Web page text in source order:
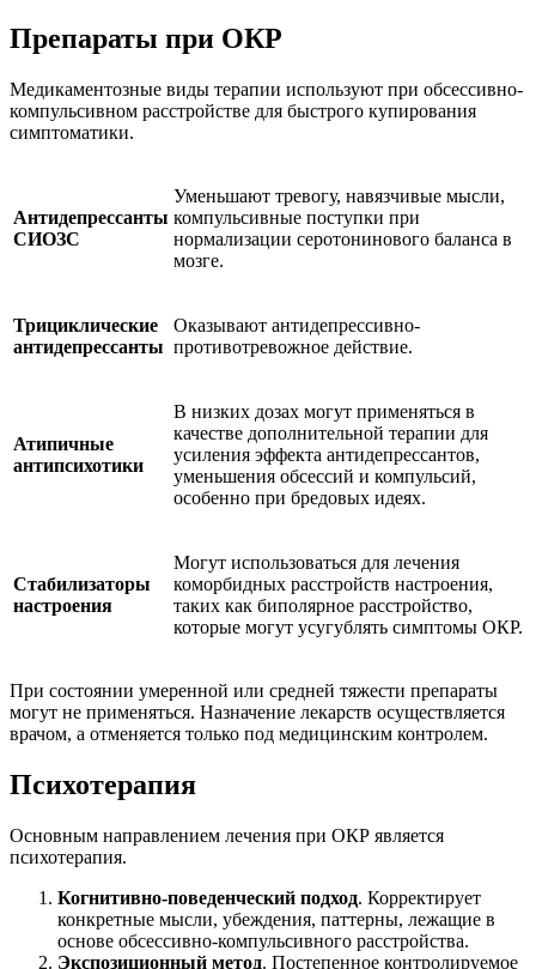
Препараты при ОКР
Медикаментозные виды терапии используют при обсессивно-
компульсивном расстройстве для быстрого купирования
симптоматики.
Антидепрессанты
СИОЗС
Уменьшают тревогу, навязчивые мысли,
компульсивные поступки при
нормализации серотонинового баланса в
мозге.
Трициклические
антидепрессанты
Оказывают антидепрессивно-
противотревожное действие.
Атипичные
антипсихотики
В низких дозах могут применяться в
качестве дополнительной терапии для
усиления эффекта антидепрессантов,
уменьшения обсессий и компульсий,
особенно при бредовых идеях.
Стабилизаторы
настроения
Могут использоваться для лечения
коморбидных расстройств настроения,
таких как биполярное расстройство,
которые могут усугублять симптомы ОКР.
При состоянии умеренной или средней тяжести препараты
могут не применяться. Назначение лекарств осуществляется
врачом, а отменяется только под медицинским контролем.
Психотерапия
Основным направлением лечения при ОКР является
психотерапия.
Когнитивно-поведенческий подход. Корректирует
конкретные мысли, убеждения, паттерны, лежащие в
основе обсессивно-компульсивного расстройства.
Экспозиционный метод. Постепенное контролируемое